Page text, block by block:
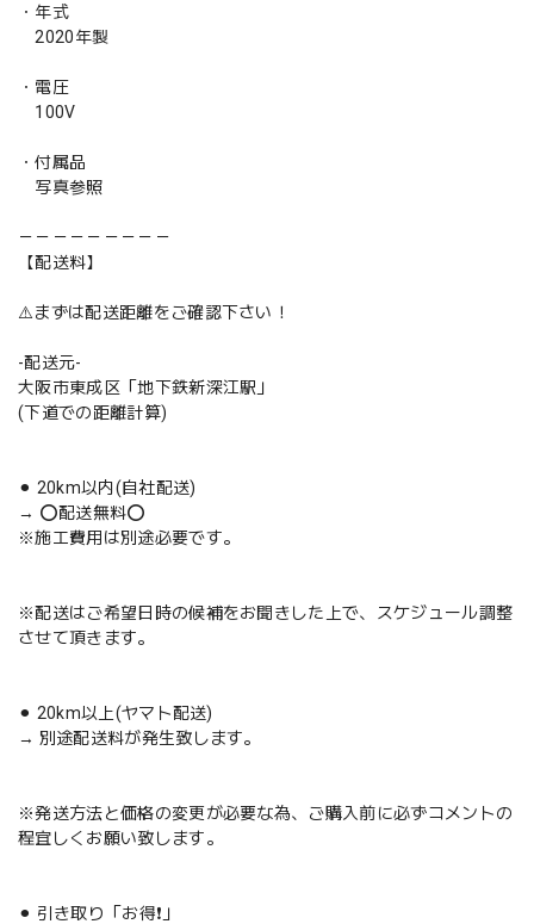
・年式
2020年製
・電圧
100V
・付属品
写真参照
－－－－－－－－－
【配送料】
⚠️まずは配送距離をご確認下さい！
-配送元-
大阪市東成区「地下鉄新深江駅」
(下道での距離計算)
⚫︎ 20km以内(自社配送)
→ ⭕️配送無料⭕️
※施工費用は別途必要です。
※配送はご希望日時の候補をお聞きした上で、スケジュール調整
させて頂きます。
⚫︎ 20km以上(ヤマト配送)
→ 別途配送料が発生致します。
※発送方法と価格の変更が必要な為、ご購入前に必ずコメントの
程宜しくお願い致します。
⚫︎ 引き取り「お得❗️」